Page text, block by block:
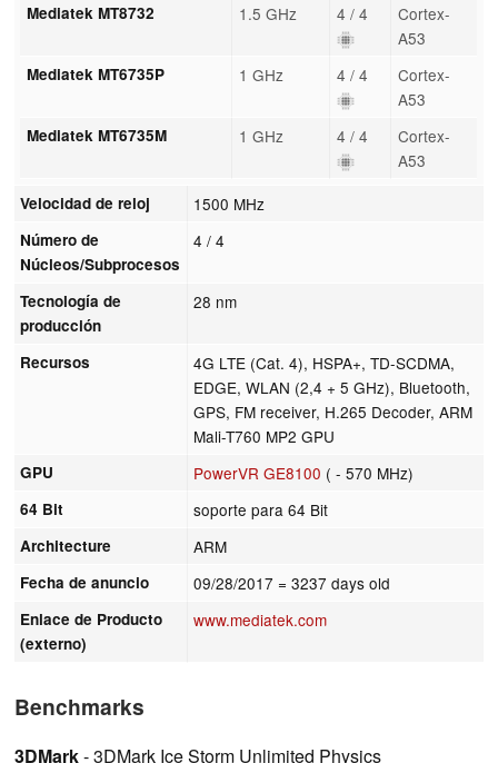
Mediatek MT8732 1.5 GHz 4 / 4
Cortex-
A53
Mediatek MT6735P 1 GHz 4 / 4
Cortex-
A53
Mediatek MT6735M 1 GHz 4 / 4
Cortex-
A53
Velocidad de reloj 1500 MHz
Número de
Núcleos/Subprocesos
4 / 4
Tecnología de
producción
28 nm
Recursos
4G LTE (Cat. 4), HSPA+, TD-SCDMA,
EDGE, WLAN (2,4 + 5 GHz), Bluetooth,
GPS, FM receiver, H.265 Decoder, ARM
Mali-T760 MP2 GPU
GPU PowerVR GE8100 ( - 570 MHz)
64 Bit soporte para 64 Bit
Architecture ARM
Fecha de anuncio 09/28/2017 = 3237 days old
Enlace de Producto
(externo)
www.mediatek.com
Benchmarks
3DMark- 3DMark Ice Storm Unlimited Physics